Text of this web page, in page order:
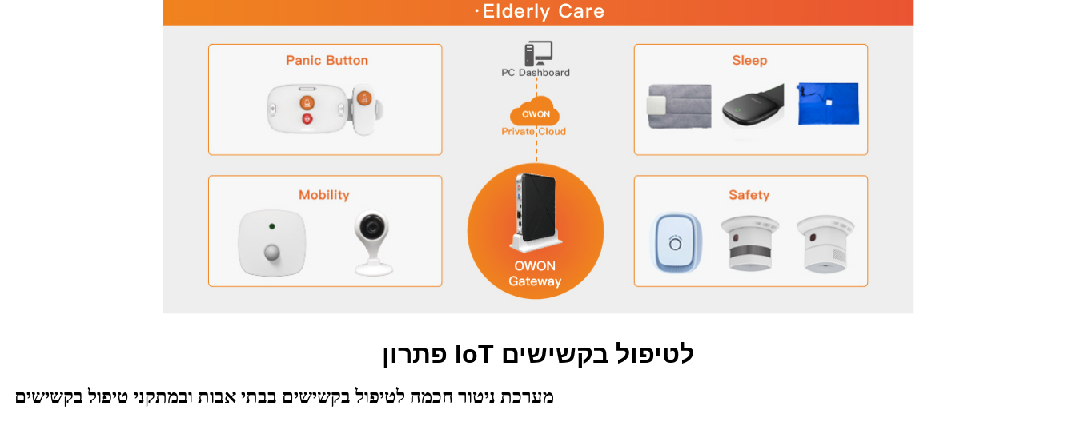
פתרון IoT לטיפול בקשישים
מערכת ניטור חכמה לטיפול בקשישים בבתי אבות ובמתקני טיפול בקשישים